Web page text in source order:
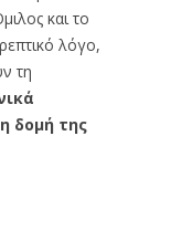
και το
λόγο,
τη
δομή της